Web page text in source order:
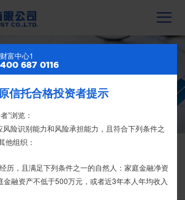
付到期信托财
销产品
运营产品 净值产品 信息披露
信托 财富网点 客户反馈 征信异议申请
财富中心2
400 687 0116
特别提示
评、录音录像及电子合同签署应由投资者本人
人代办。
我司名义开立，所有认购信托产品的资金应根据
托产品的银行专用账户。投资者认购我司信托产品
司账户转账、支付现金。
财富中心1
400 687 0116
信托合格投资者提示
”浏览：
风险识别能力和风险承担能力，且符合下列条件之
他组织：
历，且满足下列条件之一的自然人：家庭金融净资
融资产不低于500万元，或者近3年本人年均收入